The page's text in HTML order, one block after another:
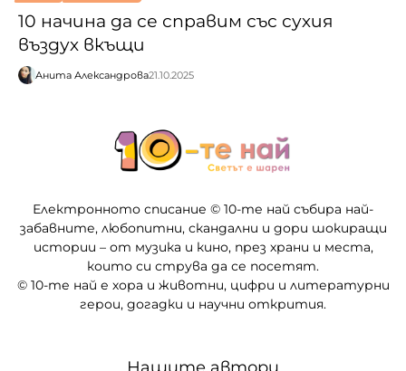
10 начина да се справим със сухия
въздух вкъщи
Анита Александрова21.10.2025
Електронното списание © 10-те най събира най-
забавните, любопитни, скандални и дори шокиращи
истории – от музика и кино, през храни и места,
които си струва да се посетят.
© 10-те най е хора и животни, цифри и литературни
герои, догадки и научни открития.